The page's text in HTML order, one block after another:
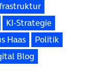
KI-Strategie
Haas
Politik
Blog